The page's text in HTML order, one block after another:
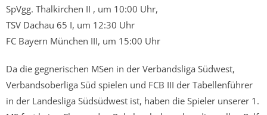
SpVgg. Thalkirchen II , um 10:00 Uhr,
TSV Dachau 65 I, um 12:30 Uhr
FC Bayern München III, um 15:00 Uhr
Da die gegnerischen MSen in der Verbandsliga Südwest,
Verbandsoberliga Süd spielen und FCB III der Tabellenführer
in der Landesliga Südsüdwest ist, haben die Spieler unserer 1.